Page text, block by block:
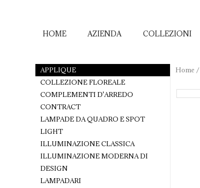
HOME AZIENDA COLLEZIONI
Home /
APPLIQUE
COLLEZIONE FLOREALE
COMPLEMENTI D'ARREDO
CONTRACT
LAMPADE DA QUADRO E SPOT
LIGHT
ILLUMINAZIONE CLASSICA
ILLUMINAZIONE MODERNA DI
DESIGN
LAMPADARI